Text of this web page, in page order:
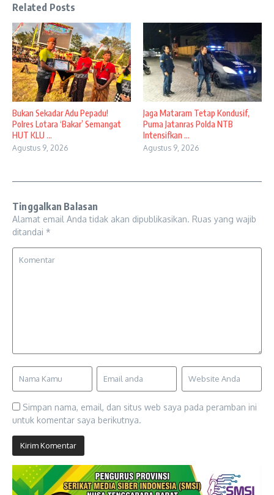
Related Posts
Bukan Sekadar Adu Pepadu!
Polres Lotara ‘Bakar’ Semangat
HUT KLU ...
Agustus 9, 2026
Jaga Mataram Tetap Kondusif,
Puma Jatanras Polda NTB
Intensifkan ...
Agustus 9, 2026
Tinggalkan Balasan
Alamat email Anda tidak akan dipublikasikan. Ruas yang wajib
ditandai *
Simpan nama, email, dan situs web saya pada peramban ini
untuk komentar saya berikutnya.